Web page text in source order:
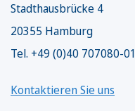
Stadthausbrücke 4
20355 Hamburg
Tel. +49 (0)40 707080-01
Kontaktieren Sie uns